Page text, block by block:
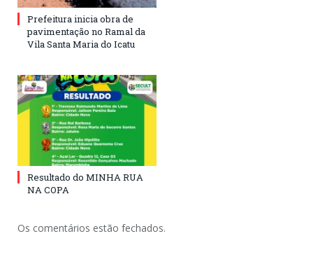
Prefeitura inicia obra de
pavimentação no Ramal da
Vila Santa Maria do Icatu
Resultado do MINHA RUA
NA COPA
Os comentários estão fechados.